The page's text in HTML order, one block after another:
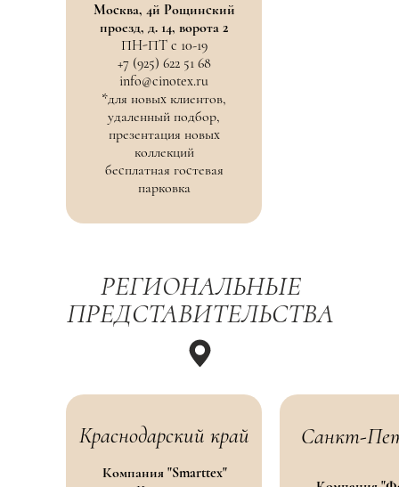
Москва, 4й Рощинский
проезд, д. 14, ворота 2
ПН-ПТ с 10-19
+7 (925) 622 51 68
info@cinotex.ru
*для новых клиентов,
удаленный подбор,
презентация новых
коллекций
бесплатная гостевая
парковка
РЕГИОНАЛЬНЫЕ
ПРЕДСТАВИТЕЛЬСТВА
Краснодарский край
Компания "Smarttex"
Санкт-